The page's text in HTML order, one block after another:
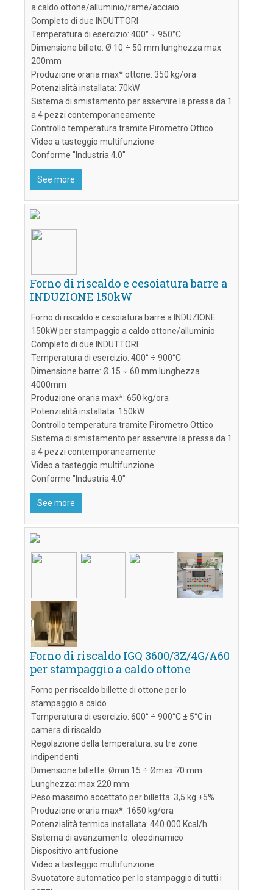
a caldo ottone/alluminio/rame/acciaio
Completo di due INDUTTORI
Temperatura di esercizio: 400° ÷ 950°C
Dimensione billete: Ø 10 ÷ 50 mm lunghezza max
200mm
Produzione oraria max* ottone: 350 kg/ora
Potenzialità installata: 70kW
Sistema di smistamento per asservire la pressa da 1
a 4 pezzi contemporaneamente
Controllo temperatura tramite Pirometro Ottico
Video a tasteggio multifunzione
Conforme "Industria 4.0"
See more
Forno di riscaldo e cesoiatura barre a
INDUZIONE 150kW
Forno di riscaldo e cesoiatura barre a INDUZIONE
150kW per stampaggio a caldo ottone/alluminio
Completo di due INDUTTORI
Temperatura di esercizio: 400° ÷ 900°C
Dimensione barre: Ø 15 ÷ 60 mm lunghezza
4000mm
Produzione oraria max*: 650 kg/ora
Potenzialità installata: 150kW
Controllo temperatura tramite Pirometro Ottico
Sistema di smistamento per asservire la pressa da 1
a 4 pezzi contemporaneamente
Video a tasteggio multifunzione
Conforme "Industria 4.0"
See more
Forno di riscaldo IGQ 3600/3Z/4G/A60
per stampaggio a caldo ottone
Forno per riscaldo billette di ottone per lo
stampaggio a caldo
Temperatura di esercizio: 600° ÷ 900°C ± 5°C in
camera di riscaldo
Regolazione della temperatura: su tre zone
indipendenti
Dimensione billette: Ømin 15 ÷ Ømax 70 mm
Lunghezza: max 220 mm
Peso massimo accettato per billetta: 3,5 kg ±5%
Produzione oraria max*: 1650 kg/ora
Potenzialità termica installata: 440.000 Kcal/h
Sistema di avanzamento: oleodinamico
Dispositivo antifusione
Video a tasteggio multifunzione
Svuotatore automatico per lo stampaggio di tutti i